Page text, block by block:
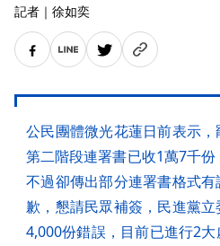
記者 ｜ 徐如奕
公民團體微光花蓮日前表示
第二階段連署書已收1萬7千份
不過卻傳出部分連署書格式
歉，懇請民眾補簽，民進黨
4,000份錯誤，目前已進行2